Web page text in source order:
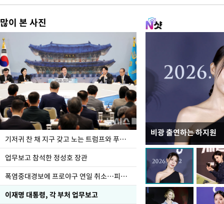
많이 본 사진
기저귀 찬 채 지구 갖고 노는 트럼프와 푸틴 형상 미로
업무보고 참석한 정성호 장관
폭염중대경보에 프로야구 연일 취소…피칭 연습장 '52도'
이재명 대통령, 각 부처 업무보고
비광 출연하는 하지원
가을 준비하는 들녘